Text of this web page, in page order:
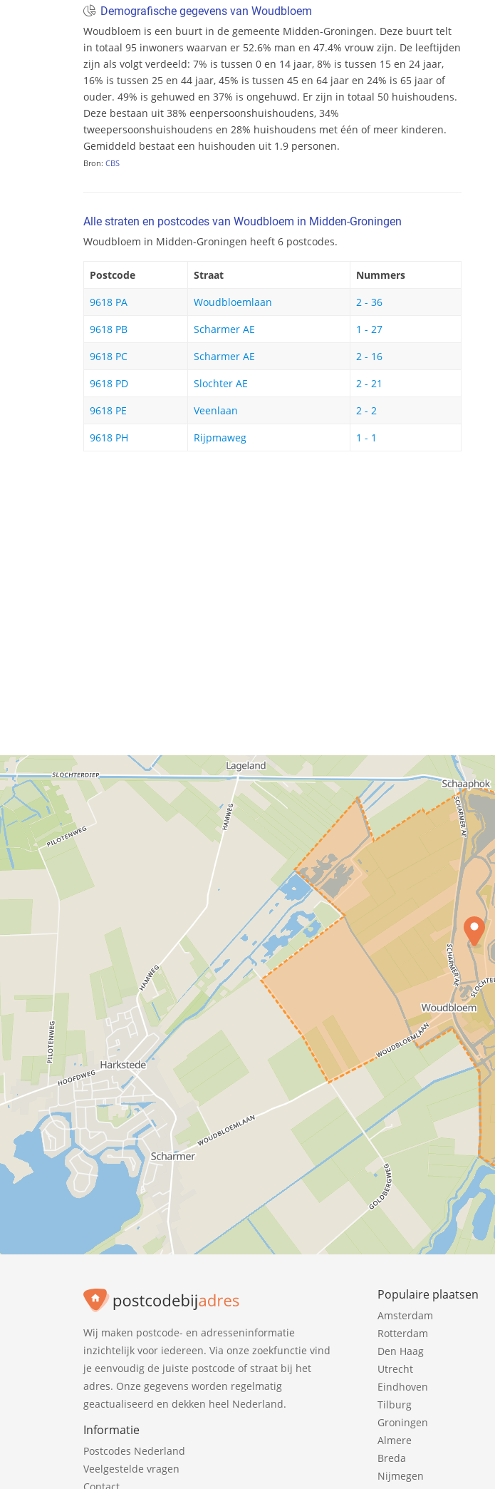
Demografische gegevens van Woudbloem
Woudbloem is een buurt in de gemeente Midden-Groningen. Deze buurt telt
in totaal 95 inwoners waarvan er 52.6% man en 47.4% vrouw zijn. De leeftijden
zijn als volgt verdeeld: 7% is tussen 0 en 14 jaar, 8% is tussen 15 en 24 jaar,
16% is tussen 25 en 44 jaar, 45% is tussen 45 en 64 jaar en 24% is 65 jaar of
ouder. 49% is gehuwed en 37% is ongehuwd. Er zijn in totaal 50 huishoudens.
Deze bestaan uit 38% eenpersoonshuishoudens, 34%
tweepersoonshuishoudens en 28% huishoudens met één of meer kinderen.
Gemiddeld bestaat een huishouden uit 1.9 personen.
Bron: CBS
Alle straten en postcodes van Woudbloem in Midden-Groningen
Woudbloem in Midden-Groningen heeft 6 postcodes.
Postcode Straat
Nummers
9618 PA
Woudbloemlaan
2 - 36
9618 PB
Scharmer AE
1 - 27
9618 PC
Scharmer AE
2 - 16
9618 PD
Slochter AE
2 - 21
9618 PE
Veenlaan
2 - 2
9618 PH
Rijpmaweg 1 - 1
Wij maken postcode- en adresseninformatie
inzichtelijk voor iedereen. Via onze zoekfunctie vind
je eenvoudig de juiste postcode of straat bij het
adres. Onze gegevens worden regelmatig
geactualiseerd en dekken heel Nederland.
Informatie
Postcodes Nederland
Veelgestelde vragen
Populaire plaatsen
Amsterdam
Rotterdam
Den Haag
Utrecht
Eindhoven
Tilburg
Groningen
Almere
Breda
Nijmegen